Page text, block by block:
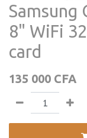
Samsung
8" WiFi
card
135 000 CFA